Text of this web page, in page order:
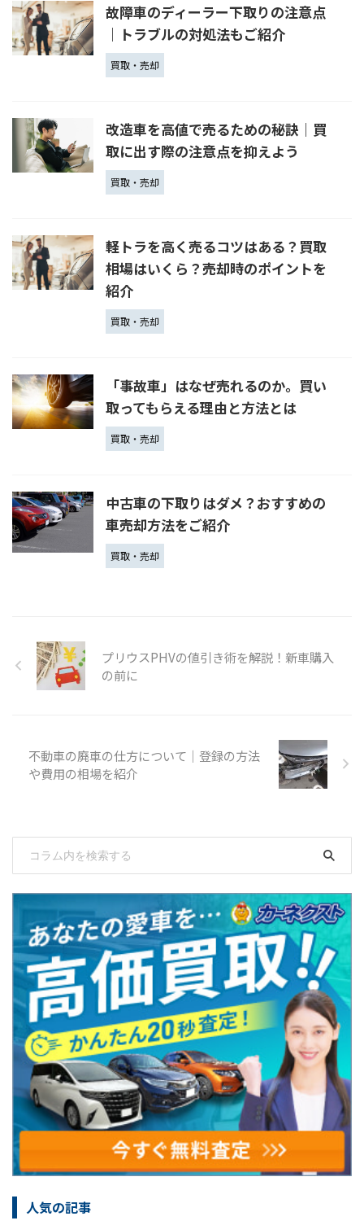
故障車のディーラー下取りの注意点
｜トラブルの対処法もご紹介
買取・売却
改造車を高値で売るための秘訣｜買
取に出す際の注意点を抑えよう
買取・売却
軽トラを高く売るコツはある？買取
相場はいくら？売却時のポイントを
紹介
買取・売却
「事故車」はなぜ売れるのか。買い
取ってもらえる理由と方法とは
買取・売却
中古車の下取りはダメ？おすすめの
車売却方法をご紹介
買取・売却
プリウスPHVの値引き術を解説！新車購入
の前に
不動車の廃車の仕方について｜登録の方法
や費用の相場を紹介
人気の記事